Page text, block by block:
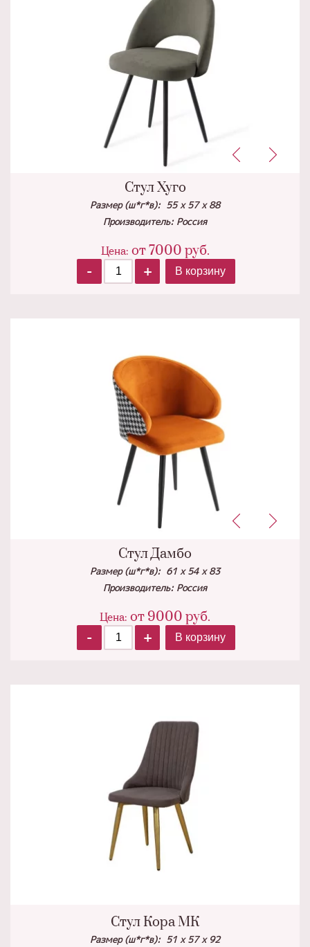
Стул Хуго
Размер (ш*г*в): 55 х 57 х 88
Производитель: Россия
Цена: от7000 руб.
-
+ В корзину
Стул Дамбо
Размер (ш*г*в): 61 х 54 х 83
Производитель: Россия
Цена: от 9000 руб.
-
+ В корзину
Стул Кора МК
Размер (ш*г*в): 51 х 57 х 92